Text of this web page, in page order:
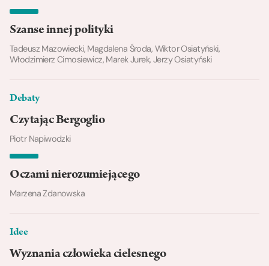
Szanse innej polityki
Tadeusz Mazowiecki, Magdalena Środa, Wiktor Osiatyński,
Włodzimierz Cimosiewicz, Marek Jurek, Jerzy Osiatyński
Debaty
Czytając Bergoglio
Piotr Napiwodzki
Oczami nierozumiejącego
Marzena Zdanowska
Idee
Wyznania człowieka cielesnego